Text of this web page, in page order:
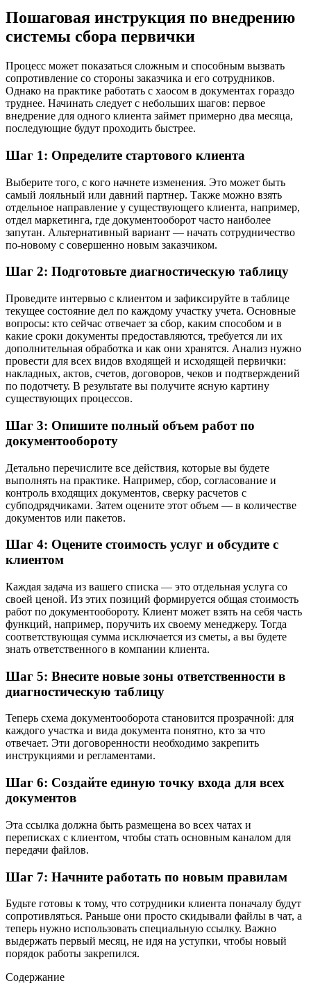
Пошаговая инструкция по внедрению
системы сбора первички
Процесс может показаться сложным и способным вызвать
сопротивление со стороны заказчика и его сотрудников.
Однако на практике работать с хаосом в документах гораздо
труднее. Начинать следует с небольших шагов: первое
внедрение для одного клиента займет примерно два месяца,
последующие будут проходить быстрее.
Шаг 1: Определите стартового клиента
Выберите того, с кого начнете изменения. Это может быть
самый лояльный или давний партнер. Также можно взять
отдельное направление у существующего клиента, например,
отдел маркетинга, где документооборот часто наиболее
запутан. Альтернативный вариант — начать сотрудничество
по-новому с совершенно новым заказчиком.
Шаг 2: Подготовьте диагностическую таблицу
Проведите интервью с клиентом и зафиксируйте в таблице
текущее состояние дел по каждому участку учета. Основные
вопросы: кто сейчас отвечает за сбор, каким способом и в
какие сроки документы предоставляются, требуется ли их
дополнительная обработка и как они хранятся. Анализ нужно
провести для всех видов входящей и исходящей первички:
накладных, актов, счетов, договоров, чеков и подтверждений
по подотчету. В результате вы получите ясную картину
существующих процессов.
Шаг 3: Опишите полный объем работ по
документообороту
Детально перечислите все действия, которые вы будете
выполнять на практике. Например, сбор, согласование и
контроль входящих документов, сверку расчетов с
субподрядчиками. Затем оцените этот объем — в количестве
документов или пакетов.
Шаг 4: Оцените стоимость услуг и обсудите с
клиентом
Каждая задача из вашего списка — это отдельная услуга со
своей ценой. Из этих позиций формируется общая стоимость
работ по документообороту. Клиент может взять на себя часть
функций, например, поручить их своему менеджеру. Тогда
соответствующая сумма исключается из сметы, а вы будете
знать ответственного в компании клиента.
Шаг 5: Внесите новые зоны ответственности в
диагностическую таблицу
Теперь схема документооборота становится прозрачной: для
каждого участка и вида документа понятно, кто за что
отвечает. Эти договоренности необходимо закрепить
инструкциями и регламентами.
Шаг 6: Создайте единую точку входа для всех
документов
Эта ссылка должна быть размещена во всех чатах и
переписках с клиентом, чтобы стать основным каналом для
передачи файлов.
Шаг 7: Начните работать по новым правилам
Будьте готовы к тому, что сотрудники клиента поначалу будут
сопротивляться. Раньше они просто скидывали файлы в чат, а
теперь нужно использовать специальную ссылку. Важно
выдержать первый месяц, не идя на уступки, чтобы новый
порядок работы закрепился.
Содержание